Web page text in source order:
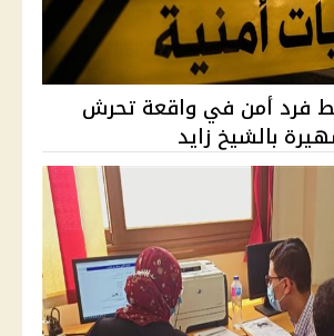
فرد أمن في واقعة تحرش
بالشيخ زايد